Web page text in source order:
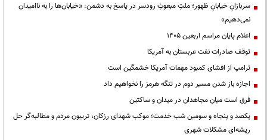
سربازانِ خیابانِ ظهور؛ ملتِ مبعوثِ رودسر در پاسخ به دشمن: «خیابان‌ها را به ناامیدان
نمی‌دهیم»
اعلام پایان مراسم اربعین ۱۴۰۵
توقف صادرات نفت عربستان به آمریکا
ترامپ از افشای کمبود مهمات آمریکا خشمگین است
اجازه باز شدن مسیر دوم در تنگه هرمز را نخواهیم داد
فرق است میان مجاهدان در میدان و ساکتین
یکصد و پنجاه و سومین شب خدمت؛ موکب شهدای رزکان، تریبون مردم و مطالبه‌گر حل
ریشه‌ای مشکلات شهری